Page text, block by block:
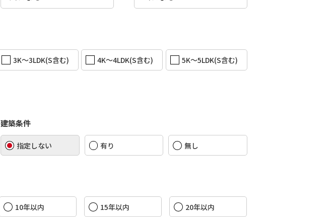
3K〜3LDK(S含む) 4K〜4LDK(S含む) 5K〜5LDK(S含む)
建築条件
指定しない 有り 無し
10年以内 15年以内 20年以内